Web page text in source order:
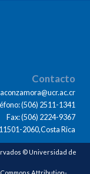
Contacto
(506) 2511-1341
Fax: (506) 2224-9367
2060,Costa Rica
© Universidad de